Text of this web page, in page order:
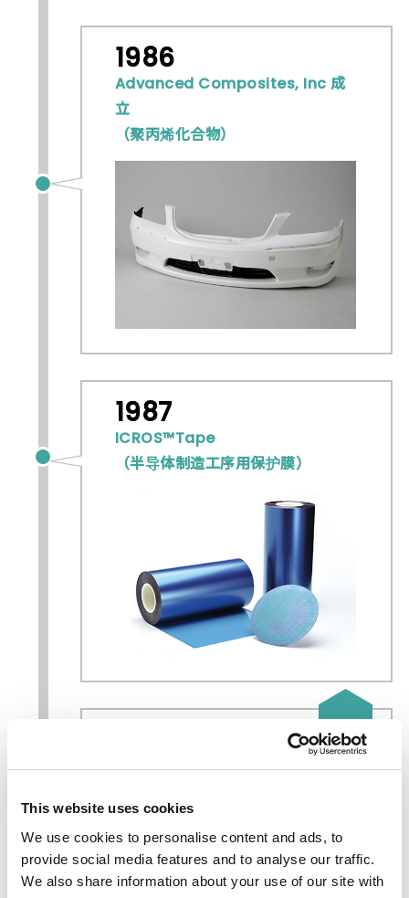
This website uses cookies
We use cookies to personalise content and ads, to
provide social media features and to analyse our traffic.
We also share information about your use of our site with
1986
Advanced Composites, Inc 成
立
（聚丙烯化合物）
1987
ICROS™Tape
（半导体制造工序用保护膜）
APEL